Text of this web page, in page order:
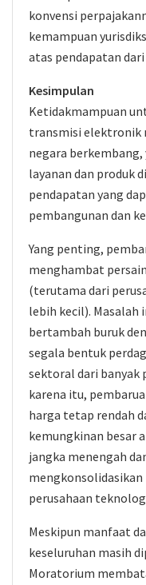
konvensi
kemampuan
atas pendapatan
Kesimpulan
Ketidakmampuan
transmisi elektronik
negara
layanan dan produk
pendapatan yang
pembangunan dan
Yang penting,
menghambat
(terutama dari
lebih kecil). Masalah
bertambah buruk
segala bentuk
sektoral dari banyak
karena itu,
harga tetap rendah
kemungkinan besar
jangka menengah
mengkonsolidasikan
perusahaan
Meskipun manfaat
keseluruhan masih
Moratorium